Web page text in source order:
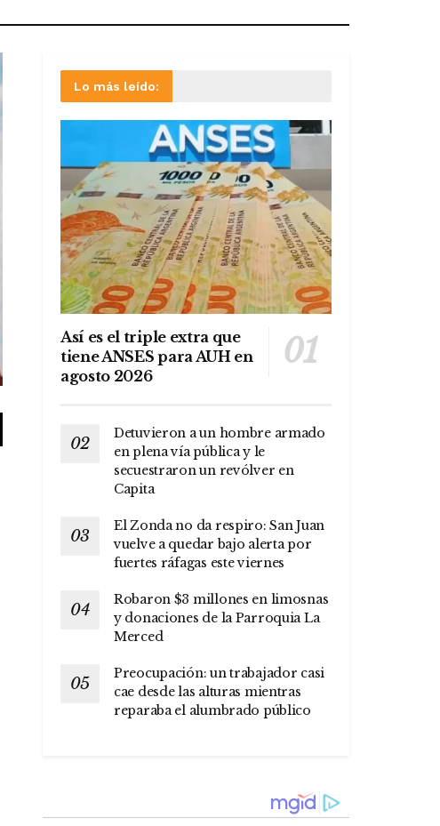
Lo más leído:
Así es el triple extra que
tiene ANSES para AUH en
agosto 2026
Detuvieron a un hombre armado
en plena vía pública y le
secuestraron un revólver en
Capita
El Zonda no da respiro: San Juan
vuelve a quedar bajo alerta por
fuertes ráfagas este viernes
Robaron $3 millones en limosnas
y donaciones de la Parroquia La
Merced
Preocupación: un trabajador casi
cae desde las alturas mientras
reparaba el alumbrado público